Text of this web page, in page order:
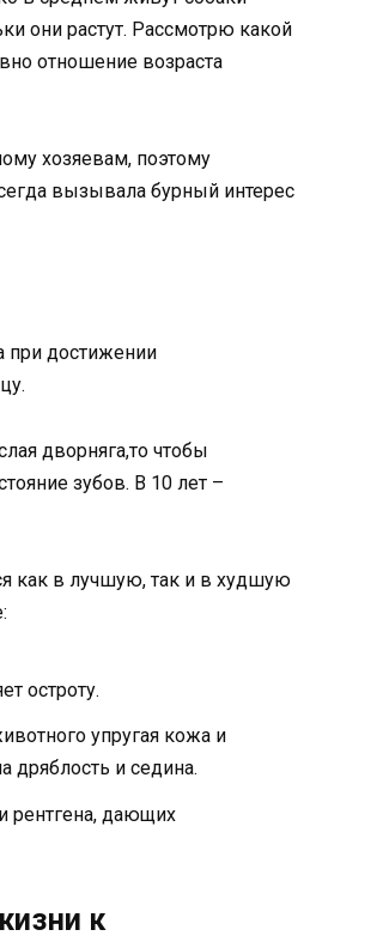
они растут. Рассмотрю какой
отношение возраста
хозяевам, поэтому
вызывала бурный интерес
при достижении
дворняга,то чтобы
зубов. В 10 лет –
как в лучшую, так и в худшую
остроту.
упругая кожа и
дряблость и седина.
рентгена, дающих
к